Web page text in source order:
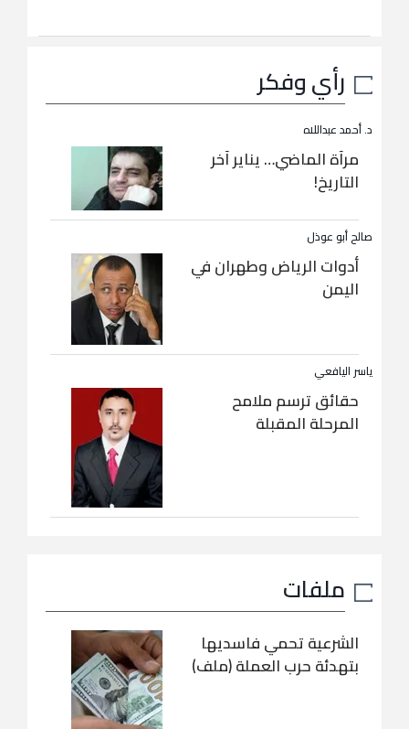
رأي وفكر
د. أحمد عبداللاه
مرآة الماضي… يناير آخر
التاريخ!
صالح أبو عوذل
أدوات الرياض وطهران في
اليمن
ياسر اليافعي
حقائق ترسم ملامح
المرحلة المقبلة
ملفات
الشرعية تحمي فاسديها
بتهدئة حرب العملة (ملف)